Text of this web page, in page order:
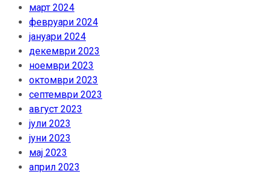
март 2024
февруари 2024
јануари 2024
декември 2023
ноември 2023
октомври 2023
септември 2023
август 2023
јули 2023
јуни 2023
мај 2023
април 2023